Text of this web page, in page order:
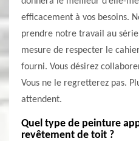
efficacement à vos besoins.
prendre notre travail au
mesure de respecter le
fourni. Vous désirez
Vous ne le regretterez pas.
attendent.
Quel type de peinture
revêtement de toit ?